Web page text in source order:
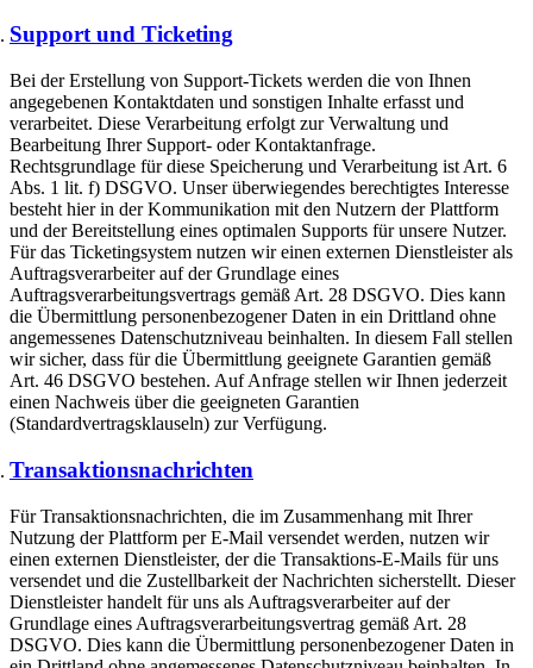
Support und Ticketing
Bei der Erstellung von Support-Tickets werden die von Ihnen
angegebenen Kontaktdaten und sonstigen Inhalte erfasst und
verarbeitet. Diese Verarbeitung erfolgt zur Verwaltung und
Bearbeitung Ihrer Support- oder Kontaktanfrage.
Rechtsgrundlage für diese Speicherung und Verarbeitung ist Art. 6
Abs. 1 lit. f) DSGVO. Unser überwiegendes berechtigtes Interesse
besteht hier in der Kommunikation mit den Nutzern der Plattform
und der Bereitstellung eines optimalen Supports für unsere Nutzer.
Für das Ticketingsystem nutzen wir einen externen Dienstleister als
Auftragsverarbeiter auf der Grundlage eines
Auftragsverarbeitungsvertrags gemäß Art. 28 DSGVO. Dies kann
die Übermittlung personenbezogener Daten in ein Drittland ohne
angemessenes Datenschutzniveau beinhalten. In diesem Fall stellen
wir sicher, dass für die Übermittlung geeignete Garantien gemäß
Art. 46 DSGVO bestehen. Auf Anfrage stellen wir Ihnen jederzeit
einen Nachweis über die geeigneten Garantien
(Standardvertragsklauseln) zur Verfügung.
Transaktionsnachrichten
Für Transaktionsnachrichten, die im Zusammenhang mit Ihrer
Nutzung der Plattform per E-Mail versendet werden, nutzen wir
einen externen Dienstleister, der die Transaktions-E-Mails für uns
versendet und die Zustellbarkeit der Nachrichten sicherstellt. Dieser
Dienstleister handelt für uns als Auftragsverarbeiter auf der
Grundlage eines Auftragsverarbeitungsvertrag gemäß Art. 28
DSGVO. Dies kann die Übermittlung personenbezogener Daten in